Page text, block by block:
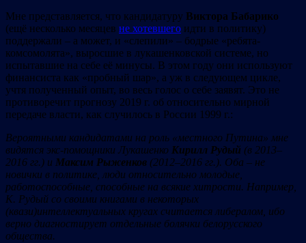
Мне представляется, что кандидатуру Виктора Бабарико
(ещё несколько месяцев не хотевшего идти в политику)
поддержали – а может, и «слепили» – бодрые «ребята-
комсомолята», выросшие в лукашенковской системе, но
испытавшие на себе её минусы. В этом году они используют
финансиста как «пробный шар», а уж в следующем цикле,
учтя полученный опыт, во весь голос о себе заявят. Это не
противоречит прогнозу 2019 г. об относительно мирной
передаче власти, как случилось в России 1999 г.:
Вероятными кандидатами на роль «местного Путина» мне
видятся экс-помощники Лукашенко Кирилл Рудый (в 2013–
2016 гг.) и Максим Рыженков (2012–2016 гг.). Оба – не
новички в политике, люди относительно молодые,
работоспособные, способные на всякие хитрости. Например,
К. Рудый со своими книгами в некоторых
(квази)интеллектуальных кругах считается либералом, ибо
верно диагностирует отдельные болячки белорусского
общества.